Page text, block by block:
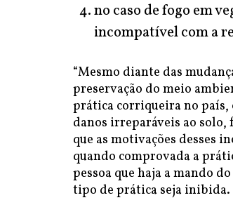
no caso de fogo em
incompatível com a
“Mesmo diante das
preservação do meio
prática corriqueira no país,
danos irreparáveis ao solo,
que as motivações desses
quando comprovada a
pessoa que haja a mando
tipo de prática seja inibida.